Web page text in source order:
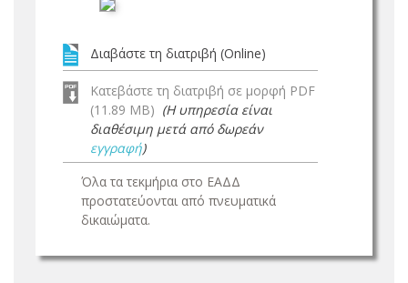
Διαβάστε τη διατριβή (Online)
Κατεβάστε τη διατριβή σε μορφή PDF
(11.89 MB) (Η υπηρεσία είναι
διαθέσιμη μετά από δωρεάν
εγγραφή)
Όλα τα τεκμήρια στο ΕΑΔΔ
προστατεύονται από πνευματικά
δικαιώματα.